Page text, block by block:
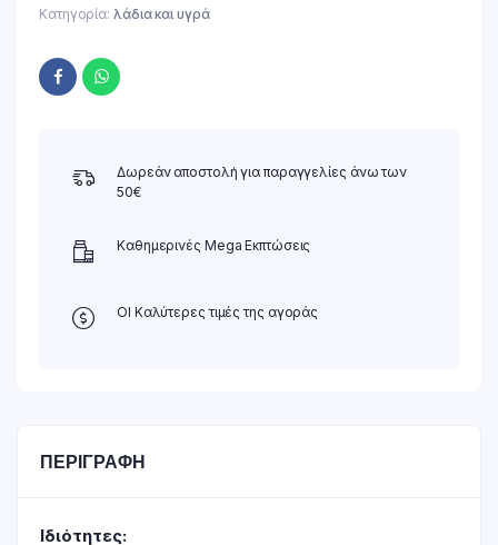
Κατηγορία: λάδια και υγρά
Δωρεάν αποστολή για παραγγελίες άνω των
50€
Καθημερινές Mega Εκπτώσεις
ΟΙ Καλύτερες τιμές της αγοράς
ΠΕΡΙΓΡΑΦΉ
Ιδιότητες: